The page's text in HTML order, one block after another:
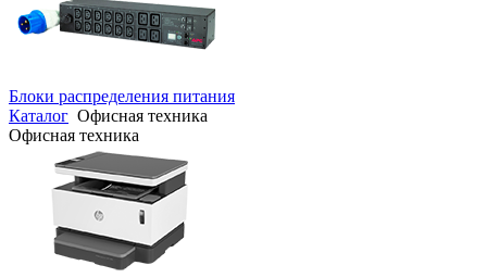
Блоки распределения питания
Каталог Офисная техника
Офисная техника